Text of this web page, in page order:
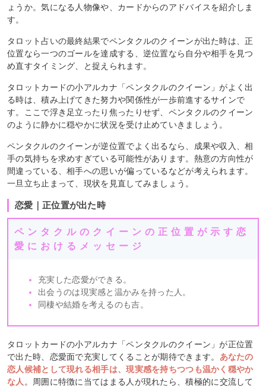
ょうか。気になる人物像や、カードからのアドバイスを紹介しま
す。
タロット占いの最終結果でペンタクルのクイーンが出た時は、正
位置なら一つのゴールを達成する、逆位置なら自分や相手を見つ
め直すタイミング、と捉えられます。
タロットカードの小アルカナ「ペンタクルのクイーン」がよく出
る時は、積み上げてきた努力や関係性が一歩前進するサインで
す。ここで浮き足立ったり焦ったりせず、ペンタクルのクイーン
のように静かに穏やかに状況を受け止めていきましょう。
ペンタクルのクイーンが逆位置でよく出るなら、成果や収入、相
手の気持ちを求めすぎている可能性があります。熱意の方向性が
間違っている、相手への思いが偏っているなどが考えられます。
一旦立ち止まって、現状を見直してみましょう。
恋愛｜正位置が出た時
ペンタクルのクイーンの正位置が示す恋
愛におけるメッセージ
充実した恋愛ができる。
出会うのは現実感と温かみを持った人。
同棲や結婚を考えるのも吉。
タロットカードの小アルカナ「ペンタクルのクイーン」が正位置
で出た時、恋愛面で充実してくることが期待できます。 あなたの
恋人候補として現れる相手は、現実感を持ちつつも温かく穏やか
な人 。周囲に特徴に当てはまる人が現れたら、積極的に交流して